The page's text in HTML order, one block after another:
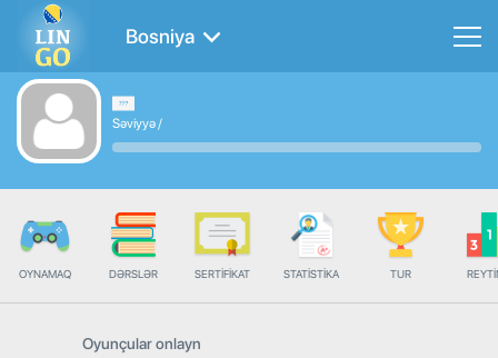
Bosniya
Səviyyə/
OYNAMAQ DƏRSLƏR SERTIFIKAT STATISTIKA TUR
Oyunçular onlayn